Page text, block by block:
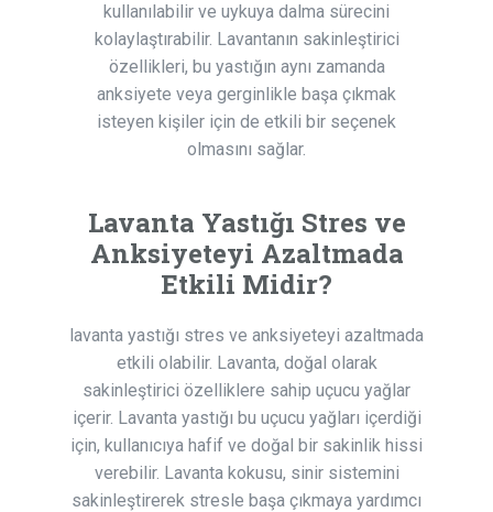
kullanılabilir ve uykuya dalma sürecini
kolaylaştırabilir. Lavantanın sakinleştirici
özellikleri, bu yastığın aynı zamanda
anksiyete veya gerginlikle başa çıkmak
isteyen kişiler için de etkili bir seçenek
olmasını sağlar.
Lavanta Yastığı Stres ve
Anksiyeteyi Azaltmada
Etkili Midir?
lavanta yastığı stres ve anksiyeteyi azaltmada
etkili olabilir. Lavanta, doğal olarak
sakinleştirici özelliklere sahip uçucu yağlar
içerir. Lavanta yastığı bu uçucu yağları içerdiği
için, kullanıcıya hafif ve doğal bir sakinlik hissi
verebilir. Lavanta kokusu, sinir sistemini
sakinleştirerek stresle başa çıkmaya yardımcı